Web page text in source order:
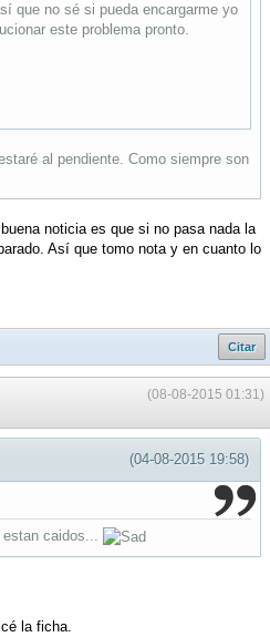
que no sé si pueda encargarme yo
este problema pronto.
al pendiente. Como siempre son
noticia es que si no pasa nada la
Así que tomo nota y en cuanto lo
Citar
(08-08-2015 01:31)
(04-08-2015 19:58)
caidos...
la ficha.